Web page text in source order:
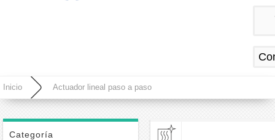
Inicio Actuador lineal paso a paso
Categoría